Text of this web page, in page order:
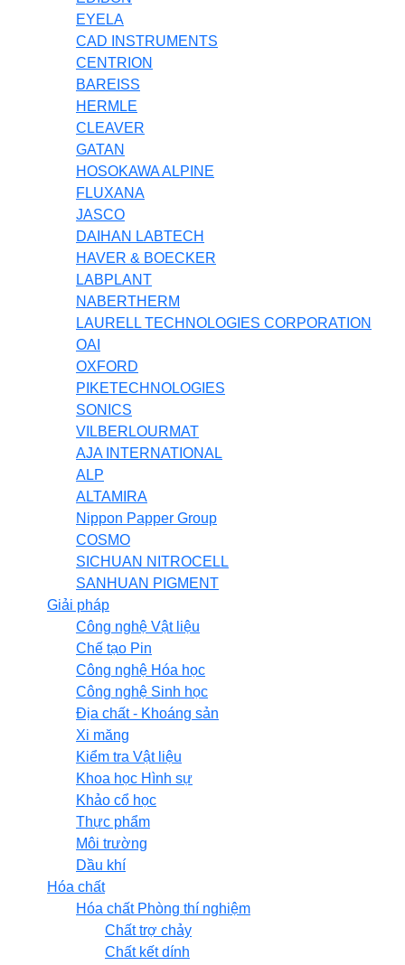
EYELA
CAD INSTRUMENTS
CENTRION
BAREISS
HERMLE
CLEAVER
GATAN
HOSOKAWA ALPINE
FLUXANA
JASCO
DAIHAN LABTECH
HAVER & BOECKER
LABPLANT
NABERTHERM
LAURELL TECHNOLOGIES CORPORATION
OAI
OXFORD
PIKETECHNOLOGIES
SONICS
VILBERLOURMAT
AJA INTERNATIONAL
ALP
ALTAMIRA
Nippon Papper Group
COSMO
SICHUAN NITROCELL
SANHUAN PIGMENT
Giải pháp
Công nghệ Vật liệu
Chế tạo Pin
Công nghệ Hóa học
Công nghệ Sinh học
Địa chất - Khoáng sản
Xi măng
Kiểm tra Vật liệu
Khoa học Hình sự
Khảo cổ học
Thực phẩm
Môi trường
Dầu khí
Hóa chất
Hóa chất Phòng thí nghiệm
Chất trợ chảy
Chất kết dính